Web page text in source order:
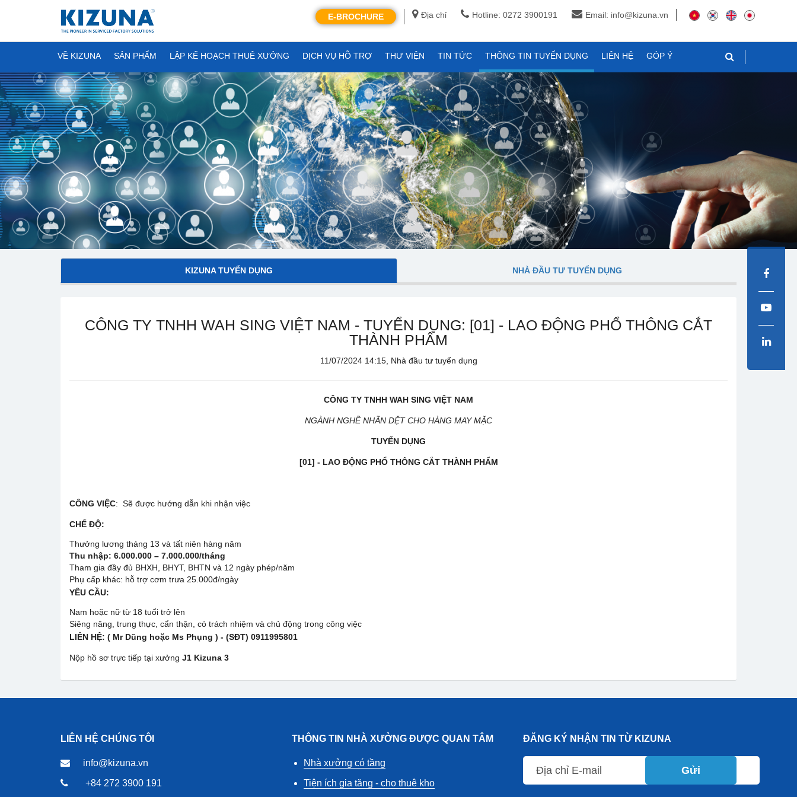
Địa chỉ Hotline: 0272 3900191 Email: info@kizuna.vn
E-BROCHURE
VỀ KIZUNA SẢN PHẨM LẬP KẾ HOẠCH THUÊ XƯỞNG DỊCH VỤ HỖ TRỢ THƯ VIỆN TIN TỨC THÔNG TIN TUYỂN DỤNG LIÊN HỆ GÓP Ý
KIZUNA TUYỂN DỤNG NHÀ ĐẦU TƯ TUYỂN DỤNG
CÔNG TY TNHH WAH SING VIỆT NAM - TUYỂN DỤNG: [01] - LAO ĐỘNG PHỔ THÔNG CẮT
THÀNH PHẨM
11/07/2024 14:15, Nhà đầu tư tuyển dụng
CÔNG TY TNHH WAH SING VIỆT NAM
NGÀNH NGHỀ NHÃN DỆT CHO HÀNG MAY MẶC
TUYỂN DỤNG
[01] - LAO ĐỘNG PHỔ THÔNG CẮT THÀNH PHẨM
CÔNG VIỆC: Sẽ được hướng dẫn khi nhận việc
CHẾ ĐỘ:
Thưởng lương tháng 13 và tất niên hàng năm
Thu nhập: 6.000.000 – 7.000.000/tháng
Tham gia đầy đủ BHXH, BHYT, BHTN và 12 ngày phép/năm
Phụ cấp khác: hỗ trợ cơm trưa 25.000đ/ngày
YÊU CẦU:
Nam hoặc nữ từ 18 tuổi trở lên
Siêng năng, trung thực, cẩn thận, có trách nhiệm và chủ động trong công việc
LIÊN HỆ: ( Mr Dũng hoặc Ms Phụng ) - (SĐT) 0911995801
Nộp hồ sơ trực tiếp tại xưởng J1 Kizuna 3
LIÊN HỆ CHÚNG TÔI
info@kizuna.vn
+84 272 3900 191
THÔNG TIN NHÀ XƯỞNG ĐƯỢC QUAN TÂM
Nhà xưởng có tầng
Tiện ích gia tăng - cho thuê kho
ĐĂNG KÝ NHẬN TIN TỪ KIZUNA
Gửi